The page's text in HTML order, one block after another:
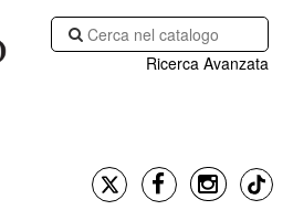
Ricerca Avanzata